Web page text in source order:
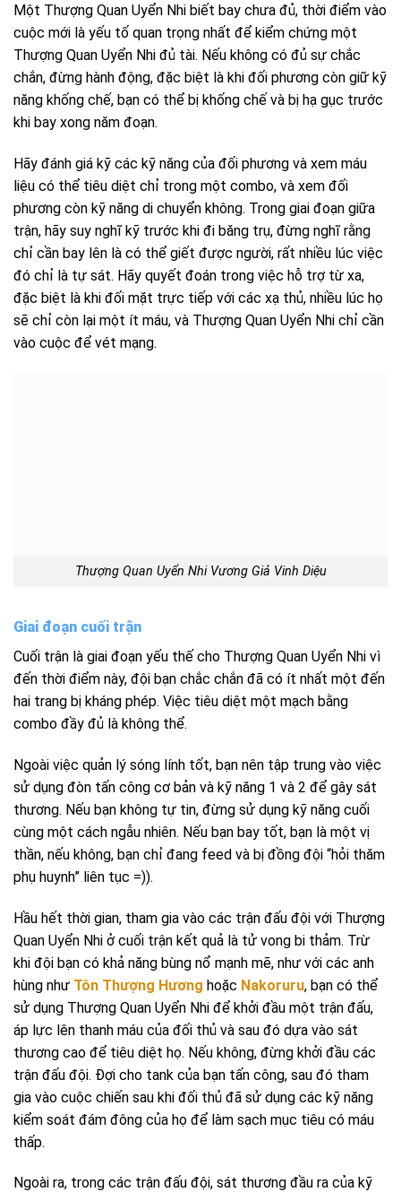
Một Thượng Quan Uyển Nhi biết bay chưa đủ, thời điểm vào
cuộc mới là yếu tố quan trọng nhất để kiểm chứng một
Thượng Quan Uyển Nhi đủ tài. Nếu không có đủ sự chắc
chắn, đừng hành động, đặc biệt là khi đối phương còn giữ kỹ
năng khống chế, bạn có thể bị khống chế và bị hạ gục trước
khi bay xong năm đoạn.
Hãy đánh giá kỹ các kỹ năng của đối phương và xem máu
liệu có thể tiêu diệt chỉ trong một combo, và xem đối
phương còn kỹ năng di chuyển không. Trong giai đoạn giữa
trận, hãy suy nghĩ kỹ trước khi đi băng trụ, đừng nghĩ rằng
chỉ cần bay lên là có thể giết được người, rất nhiều lúc việc
đó chỉ là tự sát. Hãy quyết đoán trong việc hỗ trợ từ xa,
đặc biệt là khi đối mặt trực tiếp với các xạ thủ, nhiều lúc họ
sẽ chỉ còn lại một ít máu, và Thượng Quan Uyển Nhi chỉ cần
vào cuộc để vét mạng.
Thượng Quan Uyển Nhi Vương Giả Vinh Diệu
Giai đoạn cuối trận
Cuối trận là giai đoạn yếu thế cho Thượng Quan Uyển Nhi vì
đến thời điểm này, đội bạn chắc chắn đã có ít nhất một đến
hai trang bị kháng phép. Việc tiêu diệt một mạch bằng
combo đầy đủ là không thể.
Ngoài việc quản lý sóng lính tốt, bạn nên tập trung vào việc
sử dụng đòn tấn công cơ bản và kỹ năng 1 và 2 để gây sát
thương. Nếu bạn không tự tin, đừng sử dụng kỹ năng cuối
cùng một cách ngẫu nhiên. Nếu bạn bay tốt, bạn là một vị
thần, nếu không, bạn chỉ đang feed và bị đồng đội “hỏi thăm
phụ huynh” liên tục =)).
Hầu hết thời gian, tham gia vào các trận đấu đội với Thượng
Quan Uyển Nhi ở cuối trận kết quả là tử vong bi thảm. Trừ
khi đội bạn có khả năng bùng nổ mạnh mẽ, như với các anh
hùng như Tôn Thượng Hương hoặc Nakoruru, bạn có thể
sử dụng Thượng Quan Uyển Nhi để khởi đầu một trận đấu,
áp lực lên thanh máu của đối thủ và sau đó dựa vào sát
thương cao để tiêu diệt họ. Nếu không, đừng khởi đầu các
trận đấu đội. Đợi cho tank của bạn tấn công, sau đó tham
gia vào cuộc chiến sau khi đối thủ đã sử dụng các kỹ năng
kiểm soát đám đông của họ để làm sạch mục tiêu có máu
thấp.
Ngoài ra, trong các trận đấu đội, sát thương đầu ra của kỹ